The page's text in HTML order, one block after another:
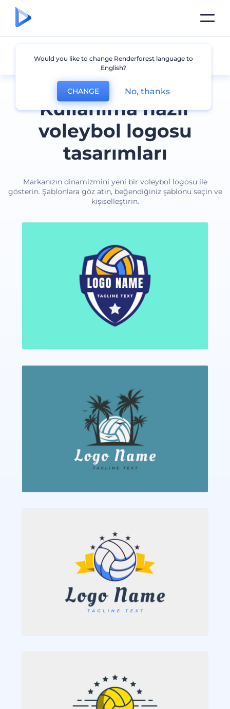
Kullanıma hazır
voleybol logosu
tasarımları
Markanızın dinamizmini yeni bir voleybol logosu ile
gösterin. Şablonlara göz atın, beğendiğiniz şablonu seçin ve
kişiselleştirin.
Voleybol
Would you like to change Renderforest language to
English?
CHANGE No, thanks